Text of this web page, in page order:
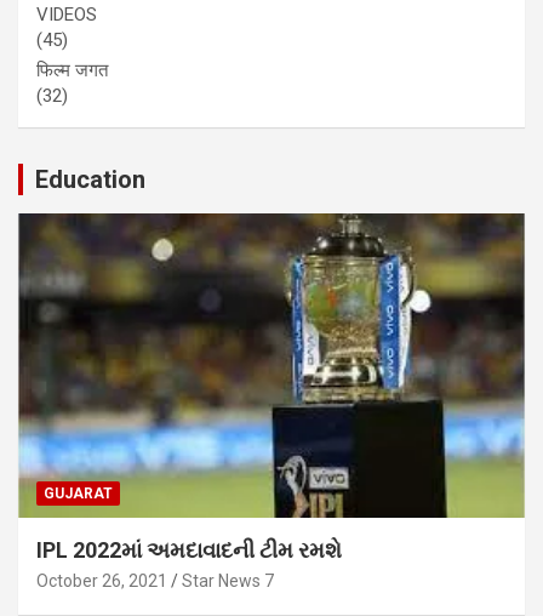
VIDEOS
(45)
फिल्म जगत
(32)
Education
GUJARAT
IPL 2022માં અમદાવાદની ટીમ રમશે
October 26, 2021 Star News 7